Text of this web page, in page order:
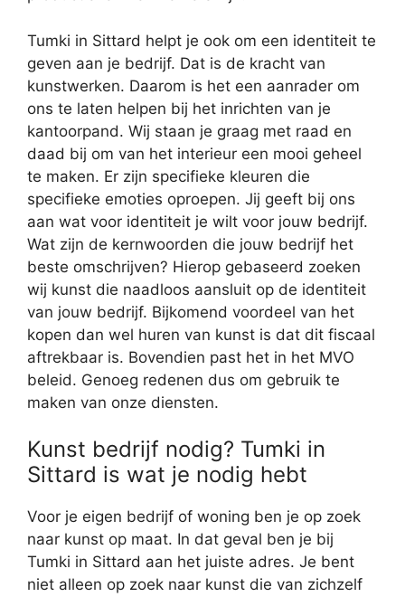
Tumki in Sittard helpt je ook om een identiteit te
geven aan je bedrijf. Dat is de kracht van
kunstwerken. Daarom is het een aanrader om
ons te laten helpen bij het inrichten van je
kantoorpand. Wij staan je graag met raad en
daad bij om van het interieur een mooi geheel
te maken. Er zijn specifieke kleuren die
specifieke emoties oproepen. Jij geeft bij ons
aan wat voor identiteit je wilt voor jouw bedrijf.
Wat zijn de kernwoorden die jouw bedrijf het
beste omschrijven? Hierop gebaseerd zoeken
wij kunst die naadloos aansluit op de identiteit
van jouw bedrijf. Bijkomend voordeel van het
kopen dan wel huren van kunst is dat dit fiscaal
aftrekbaar is. Bovendien past het in het MVO
beleid. Genoeg redenen dus om gebruik te
maken van onze diensten.
Kunst bedrijf nodig? Tumki in
Sittard is wat je nodig hebt
Voor je eigen bedrijf of woning ben je op zoek
naar kunst op maat. In dat geval ben je bij
Tumki in Sittard aan het juiste adres. Je bent
niet alleen op zoek naar kunst die van zichzelf